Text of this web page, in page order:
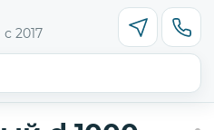
2017